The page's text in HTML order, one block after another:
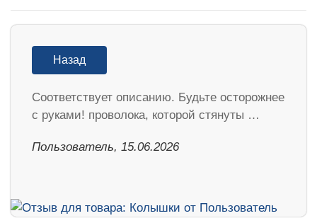
Назад
Соответствует описанию. Будьте осторожнее
с руками! проволока, которой стянуты …
Пользователь, 15.06.2026